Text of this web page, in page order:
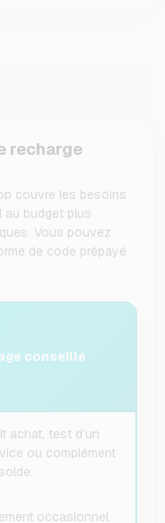
recharge
couvre les besoins
au budget plus
Vous pouvez
de code prépayé
conseillé
achat, test d’un
ou complément
occasionnel